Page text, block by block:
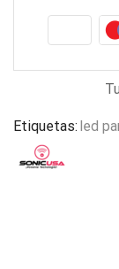
Etiquetas: led